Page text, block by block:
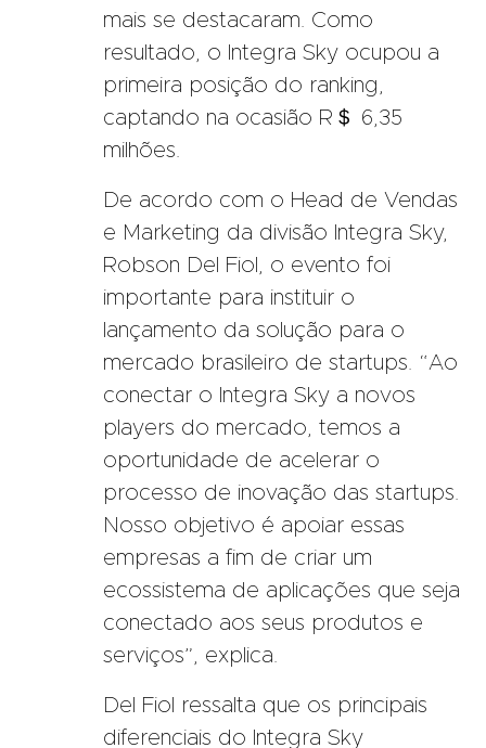
mais se destacaram. Como
resultado, o Integra Sky ocupou a
primeira posição do ranking,
captando na ocasião R＄ 6,35
milhões.
De acordo com o Head de Vendas
e Marketing da divisão Integra Sky,
Robson Del Fiol, o evento foi
importante para instituir o
lançamento da solução para o
mercado brasileiro de startups. “Ao
conectar o Integra Sky a novos
players do mercado, temos a
oportunidade de acelerar o
processo de inovação das startups.
Nosso objetivo é apoiar essas
empresas a fim de criar um
ecossistema de aplicações que seja
conectado aos seus produtos e
serviços”, explica.
Del Fiol ressalta que os principais
diferenciais do Integra Sky